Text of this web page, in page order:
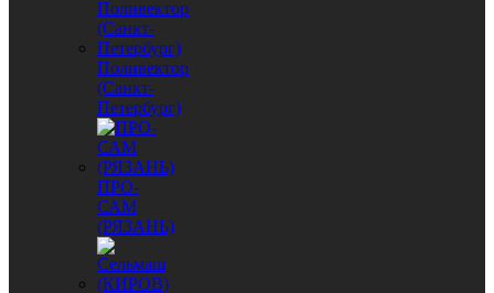
Поливектор
(Санкт-
Петербург)
ПРО-
САМ
(РЯЗАНЬ)